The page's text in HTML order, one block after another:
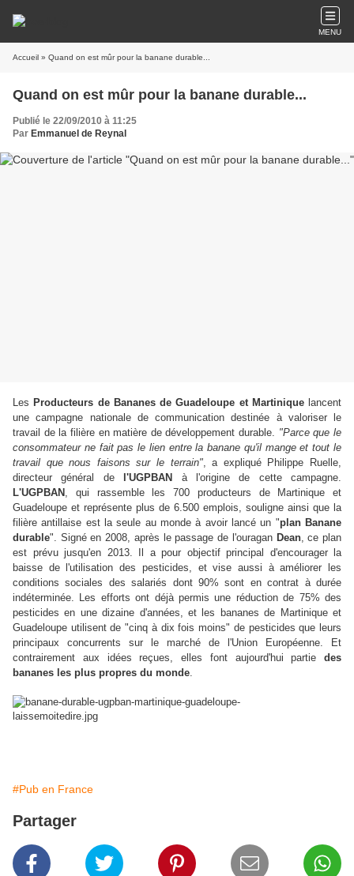
MENU
Accueil » Quand on est mûr pour la banane durable...
Quand on est mûr pour la banane durable...
Publié le 22/09/2010 à 11:25
Par Emmanuel de Reynal
Les Producteurs de Bananes de Guadeloupe et Martiniquelancent
une campagne nationale de communication destinée à valoriser le
travail de la filière en matière de développement durable. "Parce que le
consommateur ne fait pas le lien entre la banane qu'il mange et tout le
travail que nous faisons sur le terrain", a expliqué Philippe Ruelle,
directeur général de
l'UGPBAN
à l'origine de cette campagne.
L'UGPBAN , qui rassemble les 700 producteurs de Martinique et
Guadeloupe et représente plus de 6.500 emplois, souligne ainsi que la
filière antillaise est la seule au monde à avoir lancé un "plan Banane
durable". Signé en 2008, après le passage de l'ouragan Dean, ce plan
est prévu jusqu'en 2013.
Il a pour objectif principal d'encourager la
baisse de l'utilisation des pesticides, et vise aussi à améliorer les
conditions sociales des salariés dont 90% sont en contrat à durée
indéterminée. Les efforts ont déjà permis une réduction de 75% des
pesticides en une dizaine d'années, et les bananes de Martinique et
Guadeloupe utilisent de "cinq à dix fois moins" de pesticides que leurs
principaux concurrents sur le marché de l'Union Européenne. Et
contrairement aux idées reçues, elles font aujourd'hui partie des
bananes les plus propres du monde.
#Pub en France
Partager